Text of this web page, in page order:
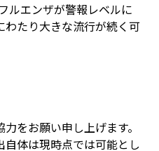
ルエンザが警報レベルに
わたり大きな流行が続く可
をお願い申し上げます。
自体は現時点では可能とし